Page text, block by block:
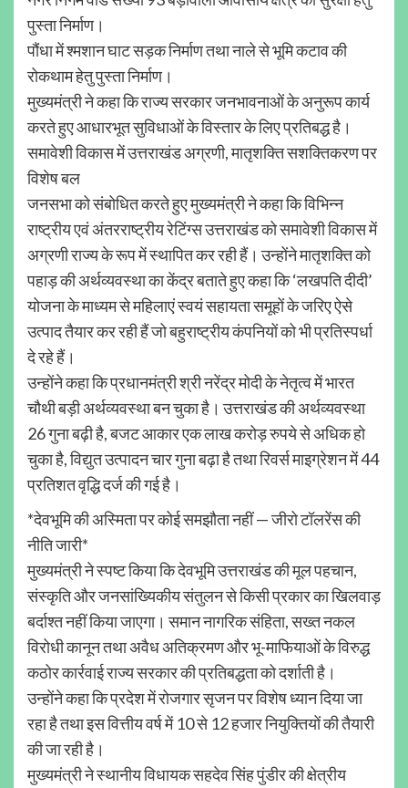
पुस्ता निर्माण।
पौंधा में श्मशान घाट सड़क निर्माण तथा नाले से भूमि कटाव की
रोकथाम हेतु पुस्ता निर्माण।
मुख्यमंत्री ने कहा कि राज्य सरकार जनभावनाओं के अनुरूप कार्य
करते हुए आधारभूत सुविधाओं के विस्तार के लिए प्रतिबद्ध है।
समावेशी विकास में उत्तराखंड अग्रणी, मातृशक्ति सशक्तिकरण पर
विशेष बल
जनसभा को संबोधित करते हुए मुख्यमंत्री ने कहा कि विभिन्न
राष्ट्रीय एवं अंतरराष्ट्रीय रेटिंग्स उत्तराखंड को समावेशी विकास में
अग्रणी राज्य के रूप में स्थापित कर रही हैं। उन्होंने मातृशक्ति को
पहाड़ की अर्थव्यवस्था का केंद्र बताते हुए कहा कि ‘लखपति दीदी’
योजना के माध्यम से महिलाएं स्वयं सहायता समूहों के जरिए ऐसे
उत्पाद तैयार कर रही हैं जो बहुराष्ट्रीय कंपनियों को भी प्रतिस्पर्धा
दे रहे हैं।
उन्होंने कहा कि प्रधानमंत्री श्री नरेंद्र मोदी के नेतृत्व में भारत
चौथी बड़ी अर्थव्यवस्था बन चुका है। उत्तराखंड की अर्थव्यवस्था
26 गुना बढ़ी है, बजट आकार एक लाख करोड़ रुपये से अधिक हो
चुका है, विद्युत उत्पादन चार गुना बढ़ा है तथा रिवर्स माइग्रेशन में 44
प्रतिशत वृद्धि दर्ज की गई है।
*देवभूमि की अस्मिता पर कोई समझौता नहीं — जीरो टॉलरेंस की
नीति जारी*
मुख्यमंत्री ने स्पष्ट किया कि देवभूमि उत्तराखंड की मूल पहचान,
संस्कृति और जनसांख्यिकीय संतुलन से किसी प्रकार का खिलवाड़
बर्दाश्त नहीं किया जाएगा। समान नागरिक संहिता, सख्त नकल
विरोधी कानून तथा अवैध अतिक्रमण और भू-माफियाओं के विरुद्ध
कठोर कार्रवाई राज्य सरकार की प्रतिबद्धता को दर्शाती है।
उन्होंने कहा कि प्रदेश में रोजगार सृजन पर विशेष ध्यान दिया जा
रहा है तथा इस वित्तीय वर्ष में 10 से 12 हजार नियुक्तियों की तैयारी
की जा रही है।
मुख्यमंत्री ने स्थानीय विधायक सहदेव सिंह पुंडीर की क्षेत्रीय